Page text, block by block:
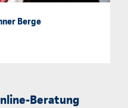
Berge
Beratung